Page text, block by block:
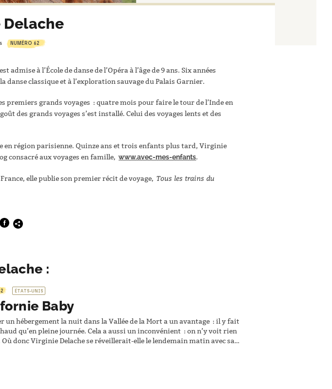
NUMÉRO 62
à l’École de danse de l’Opéra à l’âge de 9 ans. Six années
classique et à l’exploration sauvage du Palais Garnier.
premiers grands voyages : quatre mois pour faire le tour de l’Inde en
des grands voyages s’est installé. Celui des voyages lents et des
en région parisienne. Quinze ans et trois enfants plus tard, Virginie
consacré aux voyages en famille,www.avec-mes-enfants.
elle publie son premier récit de voyage,Tous les trains du
:
ÉTATS-UNIS
Baby
un hébergement la nuit dans la Vallée de la Mort a un avantage : il y fait
qu’en pleine journée. Cela a aussi un inconvénient : on n’y voit rien
donc Virginie Delache se réveillerait-elle le lendemain matin avec sa